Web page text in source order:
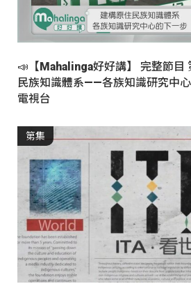
📣【Mahalinga好好講】 完整節目
民族知識體系——各族知識研究中
電視台
第集